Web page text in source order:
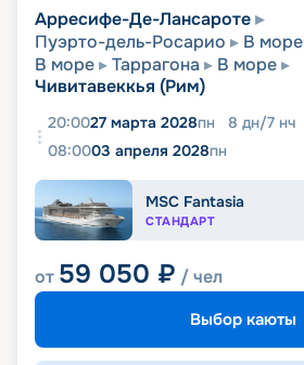
Арресифе-Де-Лансароте
Пуэрто-дель-Росарио
В море
В море
Таррагона
В море
Чивитавеккья (Рим)
20:0027 марта 2028пн 8 дн/7 нч
08:0003 апреля 2028пн
MSC Fantasia
СТАНДАРТ
от 59 050 ₽ / чел
Выбор каюты